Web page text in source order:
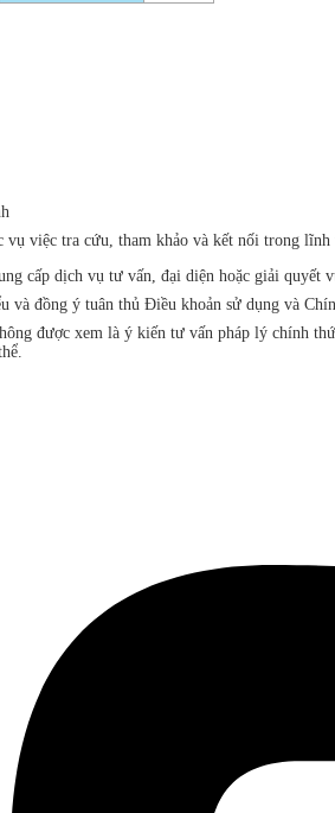
việc tra cứu, tham khảo và kết nối trong lĩnh
cấp dịch vụ tư vấn, đại diện hoặc giải quyết
và đồng ý tuân thủ Điều khoản sử dụng và
được xem là ý kiến tư vấn pháp lý chính